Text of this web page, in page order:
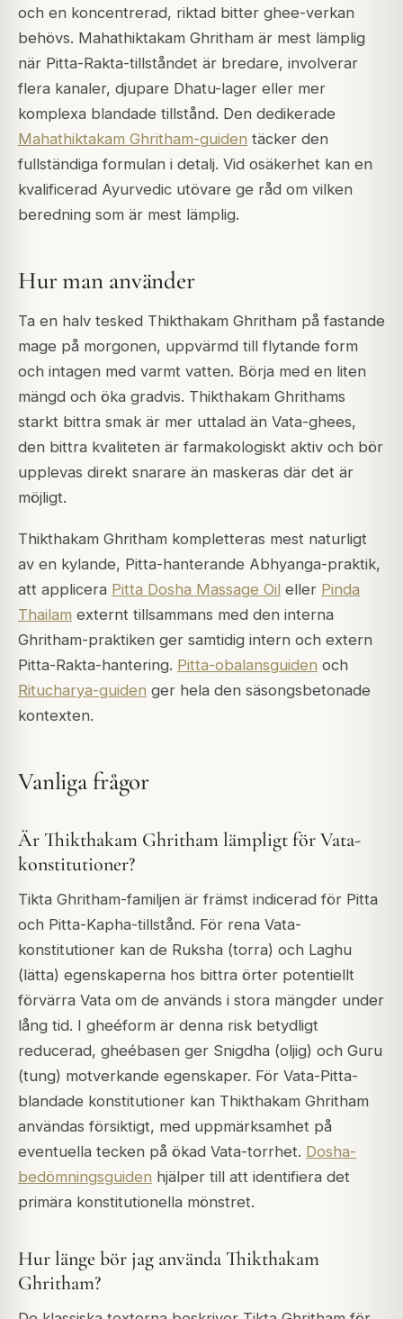
och en koncentrerad, riktad bitter ghee-verkan
behövs. Mahathiktakam Ghritham är mest lämplig
när Pitta-Rakta-tillståndet är bredare, involverar
flera kanaler, djupare Dhatu-lager eller mer
komplexa blandade tillstånd. Den dedikerade
Mahathiktakam Ghritham-guiden täcker den
fullständiga formulan i detalj. Vid osäkerhet kan en
kvalificerad Ayurvedic utövare ge råd om vilken
beredning som är mest lämplig.
Hur man använder
Ta en halv tesked Thikthakam Ghritham på fastande
mage på morgonen, uppvärmd till flytande form
och intagen med varmt vatten. Börja med en liten
mängd och öka gradvis. Thikthakam Ghrithams
starkt bittra smak är mer uttalad än Vata-ghees,
den bittra kvaliteten är farmakologiskt aktiv och bör
upplevas direkt snarare än maskeras där det är
möjligt.
Thikthakam Ghritham kompletteras mest naturligt
av en kylande, Pitta-hanterande Abhyanga-praktik,
att applicera Pitta Dosha Massage Oil eller Pinda
Thailam externt tillsammans med den interna
Ghritham-praktiken ger samtidig intern och extern
Pitta-Rakta-hantering. Pitta-obalansguiden och
Ritucharya-guiden ger hela den säsongsbetonade
kontexten.
Vanliga frågor
Är Thikthakam Ghritham lämpligt för Vata-
konstitutioner?
Tikta Ghritham-familjen är främst indicerad för Pitta
och Pitta-Kapha-tillstånd. För rena Vata-
konstitutioner kan de Ruksha (torra) och Laghu
(lätta) egenskaperna hos bittra örter potentiellt
förvärra Vata om de används i stora mängder under
lång tid. I gheéform är denna risk betydligt
reducerad, gheébasen ger Snigdha (oljig) och Guru
(tung) motverkande egenskaper. För Vata-Pitta-
blandade konstitutioner kan Thikthakam Ghritham
användas försiktigt, med uppmärksamhet på
eventuella tecken på ökad Vata-torrhet. Dosha-
bedömningsguiden hjälper till att identifiera det
primära konstitutionella mönstret.
Hur länge bör jag använda Thikthakam
Ghritham?